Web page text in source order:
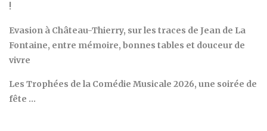
!
Evasion à Château-Thierry, sur les traces de Jean de La
Fontaine, entre mémoire, bonnes tables et douceur de
vivre
Les Trophées de la Comédie Musicale 2026, une soirée de
fête …